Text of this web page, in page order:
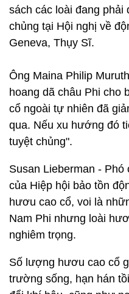
sách các loài đang
chủng tại Hội nghị về
Geneva, Thụy Sĩ.
Ông Maina Philip
hoang dã châu Phi
cổ ngoài tự nhiên đã
qua. Nếu xu hướng đó
tuyệt chủng".
Susan Lieberman -
của Hiệp hội bảo tồn
hươu cao cổ, voi là
Nam Phi nhưng loài
nghiêm trọng.
Số lượng hươu cao cổ
trường sống, hạn hán